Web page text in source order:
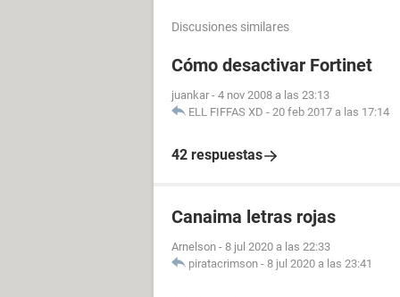
Discusiones similares
Cómo desactivar Fortinet
juankar - 4 nov 2008 a las 23:13
ELL FIFFAS XD - 20 feb 2017 a las 17:14
42 respuestas
Canaima letras rojas
Arnelson - 8 jul 2020 a las 22:33
piratacrimson - 8 jul 2020 a las 23:41